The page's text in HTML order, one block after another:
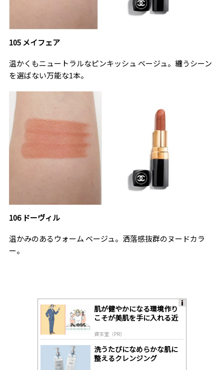
105 メイフェア
温かくもニュートラルなピンキッシュ ベージュ。纏うシーン
を選ばない万能な1本。
106 ドーヴィル
温かみのあるウォーム ベージュ。洒落感抜群のヌードカラ
ー。
肌が健やかになる環境作り
こそが美肌を手に入れる近
資生堂（PR）
洗うたびになめらかな肌に
整えるクレンジング